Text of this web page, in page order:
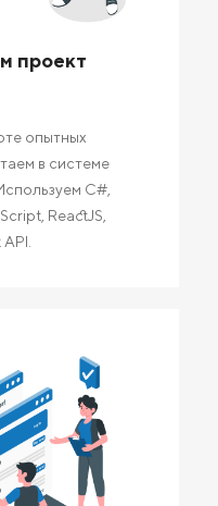
проект
опытных
в системе
C#,
ReactJS,
API.